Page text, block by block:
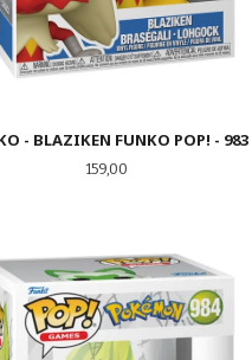
- BLAZIKEN FUNKO POP! - 983
Pris
159,00